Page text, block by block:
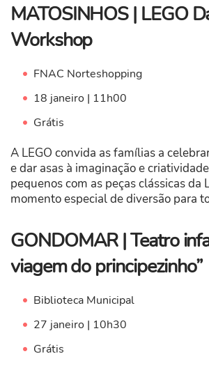
MATOSINHOS | LEGO
Workshop
FNAC Norteshopping
18 janeiro | 11h00
Grátis
A LEGO convida as famílias a
e dar asas à imaginação e
pequenos com as peças clássicas da
momento especial de diversão para
GONDOMAR | Teatro
viagem do principezinho”
Biblioteca Municipal
27 janeiro | 10h30
Grátis